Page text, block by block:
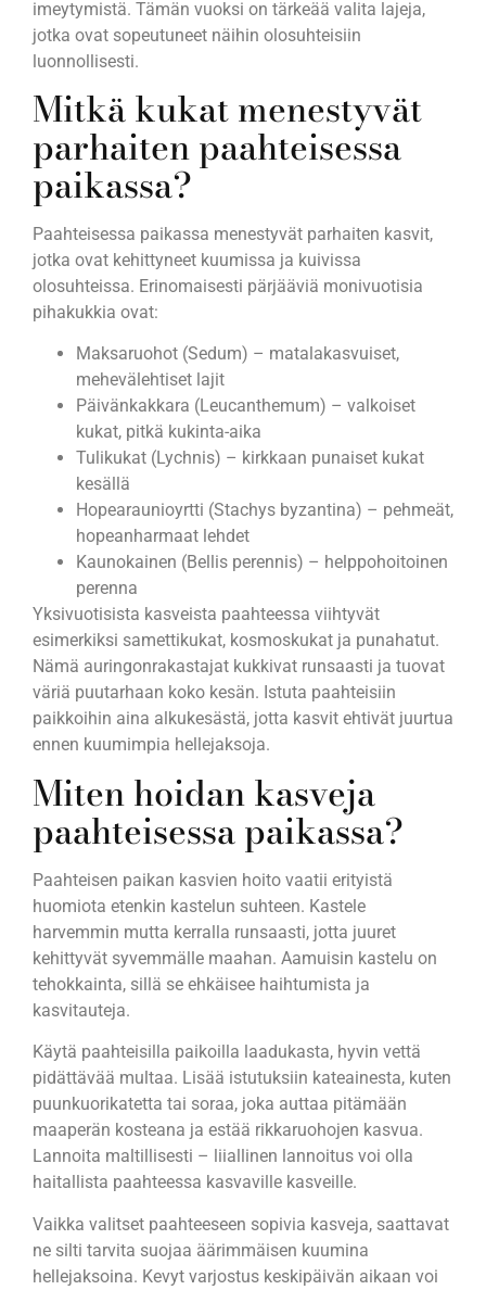
imeytymistä. Tämän vuoksi on tärkeää valita lajeja,
jotka ovat sopeutuneet näihin olosuhteisiin
luonnollisesti.
Mitkä kukat menestyvät
parhaiten paahteisessa
paikassa?
Paahteisessa paikassa menestyvät parhaiten kasvit,
jotka ovat kehittyneet kuumissa ja kuivissa
olosuhteissa. Erinomaisesti pärjääviä monivuotisia
pihakukkia ovat:
Maksaruohot (Sedum) – matalakasvuiset,
mehevälehtiset lajit
Päivänkakkara (Leucanthemum) – valkoiset
kukat, pitkä kukinta-aika
Tulikukat (Lychnis) – kirkkaan punaiset kukat
kesällä
Hopearaunioyrtti (Stachys byzantina) – pehmeät,
hopeanharmaat lehdet
Kaunokainen (Bellis perennis) – helppohoitoinen
perenna
Yksivuotisista kasveista paahteessa viihtyvät
esimerkiksi samettikukat, kosmoskukat ja punahatut.
Nämä auringonrakastajat kukkivat runsaasti ja tuovat
väriä puutarhaan koko kesän. Istuta paahteisiin
paikkoihin aina alkukesästä, jotta kasvit ehtivät juurtua
ennen kuumimpia hellejaksoja.
Miten hoidan kasveja
paahteisessa paikassa?
Paahteisen paikan kasvien hoito vaatii erityistä
huomiota etenkin kastelun suhteen. Kastele
harvemmin mutta kerralla runsaasti, jotta juuret
kehittyvät syvemmälle maahan. Aamuisin kastelu on
tehokkainta, sillä se ehkäisee haihtumista ja
kasvitauteja.
Käytä paahteisilla paikoilla laadukasta, hyvin vettä
pidättävää multaa. Lisää istutuksiin kateainesta, kuten
puunkuorikatetta tai soraa, joka auttaa pitämään
maaperän kosteana ja estää rikkaruohojen kasvua.
Lannoita maltillisesti – liiallinen lannoitus voi olla
haitallista paahteessa kasvaville kasveille.
Vaikka valitset paahteeseen sopivia kasveja, saattavat
ne silti tarvita suojaa äärimmäisen kuumina
hellejaksoina. Kevyt varjostus keskipäivän aikaan voi